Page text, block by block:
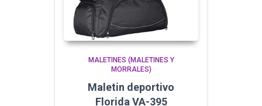
MALETINES (MALETINES Y
MORRALES)
Maletin deportivo
Florida VA-395